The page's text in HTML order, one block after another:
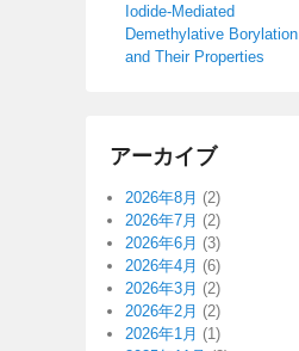
Iodide-Mediated
Demethylative Borylation
and Their Properties
アーカイブ
2026年8月 (2)
2026年7月 (2)
2026年6月 (3)
2026年4月 (6)
2026年3月 (2)
2026年2月 (2)
2026年1月 (1)